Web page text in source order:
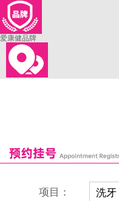
爱康健品牌
恒乐口腔诊所
富港口腔诊所
项目：